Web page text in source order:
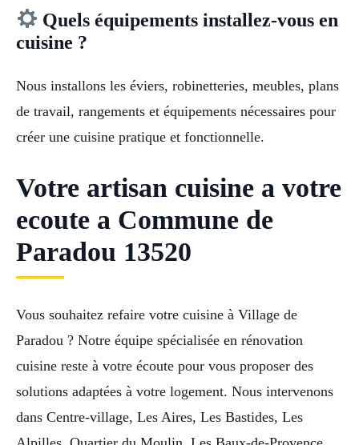
Quels équipements installez-vous en
cuisine ?
Nous installons les éviers, robinetteries, meubles, plans
de travail, rangements et équipements nécessaires pour
créer une cuisine pratique et fonctionnelle.
Votre artisan cuisine a votre
ecoute a Commune de
Paradou 13520
Vous souhaitez refaire votre cuisine à Village de
Paradou ? Notre équipe spécialisée en rénovation
cuisine reste à votre écoute pour vous proposer des
solutions adaptées à votre logement. Nous intervenons
dans Centre-village, Les Aires, Les Bastides, Les